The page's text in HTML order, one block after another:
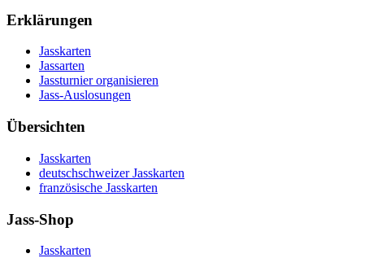
Erklärungen
Jasskarten
Jassarten
Jassturnier organisieren
Jass-Auslosungen
Übersichten
Jasskarten
deutschschweizer Jasskarten
französische Jasskarten
Jass-Shop
Jasskarten